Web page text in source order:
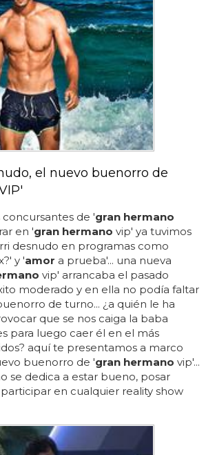
el nuevo buenorro de
de 'gran hermano
en 'gran hermano vip' ya tuvimos
desnudo en programas como
y 'amor a prueba'... una nueva
vip' arrancaba el pasado
moderado y en ella no podía faltar
de turno... ¿a quién le ha
que se nos caiga la baba
para luego caer él en el más
aquí te presentamos a marco
buenorro de 'gran hermano vip'...
se dedica a estar bueno, posar
en cualquier reality show